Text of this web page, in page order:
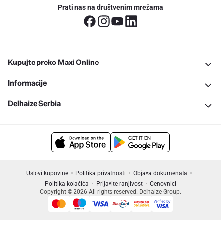
Prati nas na društvenim mrežama
Kupujte preko Maxi Online
Informacije
Delhaize Serbia
Uslovi kupovine Politika privatnosti
Objava dokumenata
Politika kolačića
Prijavite ranjivost
Cenovnici
Copyright © 2026 All rights reserved. Delhaize Group.